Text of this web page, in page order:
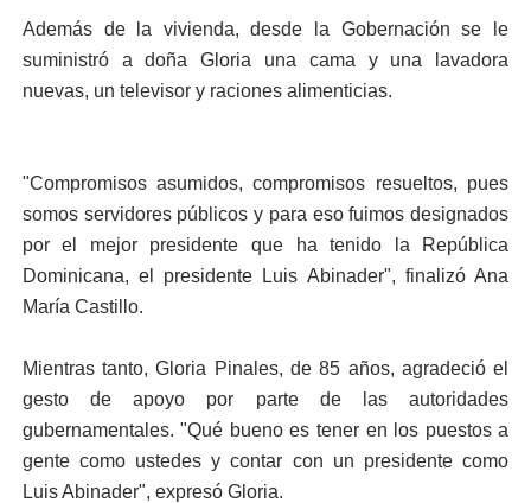
Además de la ​vivienda, desde la Gobernación se le
suministró a doña Gloria una cama y una lavadora
nuevas, un televisor y raciones alimenticias.
"Compromisos asumidos, compromisos resueltos, pues
somos servidores públicos y para eso fuimos designados
por el mejor presidente que ha tenido la República
Dominicana, el presidente Luis Abinader", finalizó Ana
María Castillo.
Mientras tanto, Gloria Pinales, de 85 años, agradeció el
gesto de apoyo por parte de las autoridades
gubernamentales. "Qué bueno es tener en los puestos a
gente como ustedes y contar con un presidente como
Luis Abinader", expresó Gloria.